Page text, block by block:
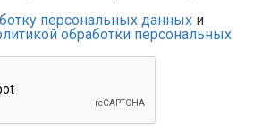
персональных данных и
обработки персональных